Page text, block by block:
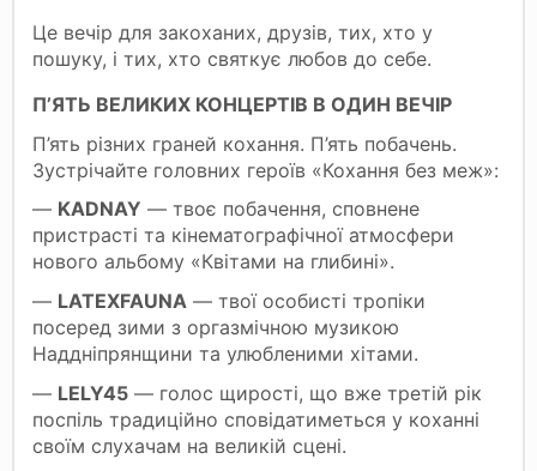
Це вечір для закоханих, друзів, тих, хто у
пошуку, і тих, хто святкує любов до себе.
П’ЯТЬ ВЕЛИКИХ КОНЦЕРТІВ В ОДИН ВЕЧІР
П’ять різних граней кохання. П’ять побачень.
Зустрічайте головних героїв «Кохання без меж»:
— KADNAY — твоє побачення, сповнене
пристрасті та кінематографічної атмосфери
нового альбому «Квітами на глибині».
— LATEXFAUNA — твої особисті тропіки
посеред зими з оргазмічною музикою
Наддніпрянщини та улюбленими хітами.
— LELY45 — голос щирості, що вже третій рік
поспіль традиційно сповідатиметься у коханні
своїм слухачам на великій сцені.